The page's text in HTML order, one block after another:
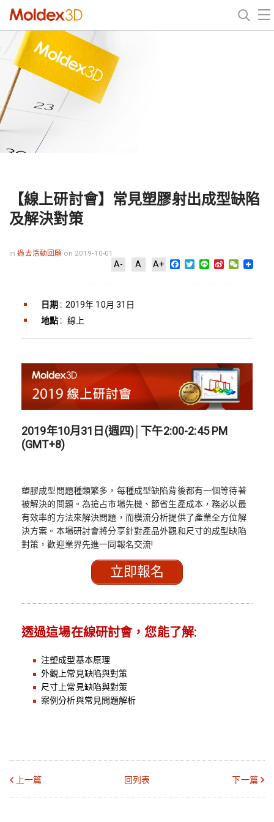
【線上研討會】常見塑膠射出成型缺陷
及解決對策
in過去活動回顧 on 2019-10-01
A- A A+ Facebook
Twitter
Line Sina WeChat
日期 : 2019年 10月 31日
地點 : 線上
2019年10月31日(週四)│下午2:00-2:45 PM
(GMT+8)
塑膠成型問題種類繁多，每種成型缺陷背後都有一個等待著
被解決的問題。為搶占市場先機、節省生產成本，務必以最
有效率的方法來解決問題，而模流分析提供了產業全方位解
決方案。本場研討會將分享針對產品外觀和尺寸的成型缺陷
對策，歡迎業界先進一同報名交流!
立即報名
透過這場在線研討會，您能了解:
注塑成型基本原理
外觀上常見缺陷與對策
尺寸上常見缺陷與對策
案例分析與常見問題解析
上一篇 回列表 下一篇